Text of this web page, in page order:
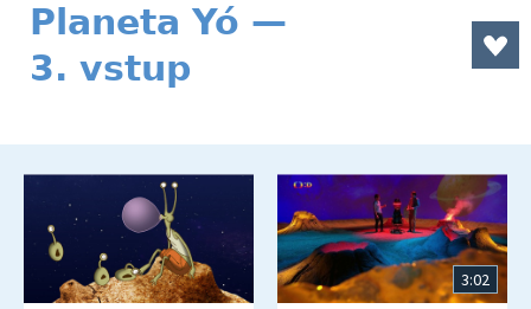
Planeta Yó —
3. vstup
3:02